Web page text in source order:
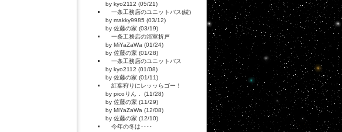
by kyo2112 (05/21)
一条工務店のユニットバス(続)
by makky9985 (03/12)
by 佐藤の家 (03/19)
一条工務店の浴室折戸
by MiYaZaWa (01/24)
by 佐藤の家 (01/28)
一条工務店のユニットバス
by kyo2112 (01/08)
by 佐藤の家 (01/11)
紅葉狩りにレッッらゴー！
by picoりん． (11/28)
by 佐藤の家 (11/29)
by MiYaZaWa (12/08)
by 佐藤の家 (12/10)
今年の冬は････